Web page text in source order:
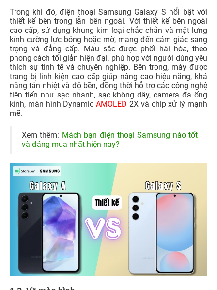
Trong khi đó, điện thoại Samsung Galaxy S nổi bật với
thiết kế bên trong lẫn bên ngoài. Với thiết kế bên ngoài
cao cấp, sử dụng khung kim loại chắc chắn và mặt lưng
kính cường lực bóng hoặc mờ, mang đến cảm giác sang
trọng và đẳng cấp. Màu sắc được phối hài hòa, theo
phong cách tối giản hiện đại, phù hợp với người dùng yêu
thích sự tinh tế và chuyên nghiệp. Bên trong, máy được
trang bị linh kiện cao cấp giúp nâng cao hiệu năng, khả
năng tản nhiệt và độ bền, đồng thời hỗ trợ các công nghệ
tiên tiến như sạc nhanh, sạc không dây, camera đa ống
kính, màn hình DynamicAMOLED 2X và chip xử lý mạnh
mẽ.
Xem thêm: Mách bạn điện thoại Samsung nào tốt
và đáng mua nhất hiện nay?